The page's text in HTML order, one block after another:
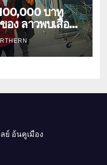
อง ลาวพบเสื้อผ้า
มเส้นทาง
ย์ อ้นคูเมือง